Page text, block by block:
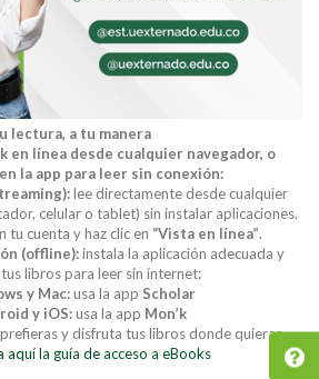
lectura, a tu manera
en línea desde cualquier navegador, o
la app para leer sin conexión:
lee directamente desde cualquier
celular o tablet) sin instalar aplicaciones.
tu cuenta y haz clic en “Vista en línea”.
(offline):instala la aplicación adecuada y
libros para leer sin internet:
y Mac:usa la app Scholar
y iOS:usa la app Mon’k
y disfruta tus libros donde quieras.
aquí la guía de acceso a eBooks